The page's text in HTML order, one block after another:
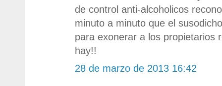
de control anti-alcoholicos
minuto a minuto que el
para exonerar a los propietarios
hay!!
28 de marzo de 2013 16:42